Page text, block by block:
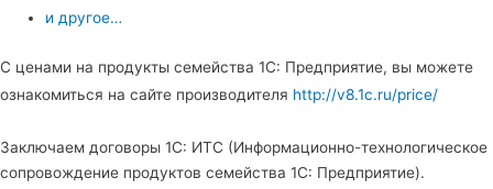
и другое…
С ценами на продукты семейства 1С: Предприятие, вы можете
ознакомиться на сайте производителя http://v8.1c.ru/price/
Заключаем договоры 1С: ИТС (Информационно-технологическое
сопровождение продуктов семейства 1С: Предприятие).